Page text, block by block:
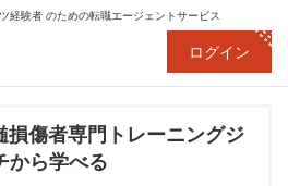
経験者のための転職エージェントサービス
ログイン
損傷者専門トレーニングジ
ら学べる